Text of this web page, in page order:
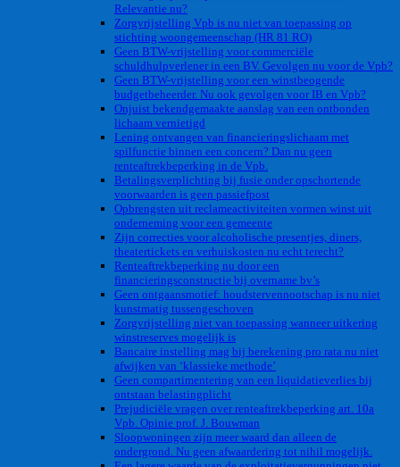
Relevantie nu?
Zorgvrijstelling Vpb is nu niet van toepassing op
stichting woongemeenschap (HR 81 RO)
Geen BTW-vrijstelling voor commerciële
schuldhulpverlener in een BV. Gevolgen nu voor de Vpb?
Geen BTW-vrijstelling voor een winstbeogende
budgetbeheerder. Nu ook gevolgen voor IB en Vpb?
Onjuist bekendgemaakte aanslag van een ontbonden
lichaam vernietigd
Lening ontvangen van financieringslichaam met
spilfunctie binnen een concern? Dan nu geen
renteaftrekbeperking in de Vpb.
Betalingsverplichting bij fusie onder opschortende
voorwaarden is geen passiefpost
Opbrengsten uit reclameactiviteiten vormen winst uit
onderneming voor een gemeente
Zijn correcties voor alcoholische presentjes, diners,
theatertickets en verhuiskosten nu echt terecht?
Renteaftrekbeperking nu door een
financieringsconstructie bij overname bv’s
Geen ontgaansmotief: houdstervennootschap is nu niet
kunstmatig tussengeschoven
Zorgvrijstelling niet van toepassing wanneer uitkering
winstreserves mogelijk is
Bancaire instelling mag bij berekening pro rata nu niet
afwijken van ‘klassieke methode’
Geen compartimentering van een liquidatieverlies bij
ontstaan belastingplicht
Prejudiciële vragen over renteaftrekbeperking art. 10a
Vpb. Opinie prof. J. Bouwman
Sloopwoningen zijn meer waard dan alleen de
ondergrond. Nu geen afwaardering tot nihil mogelijk.